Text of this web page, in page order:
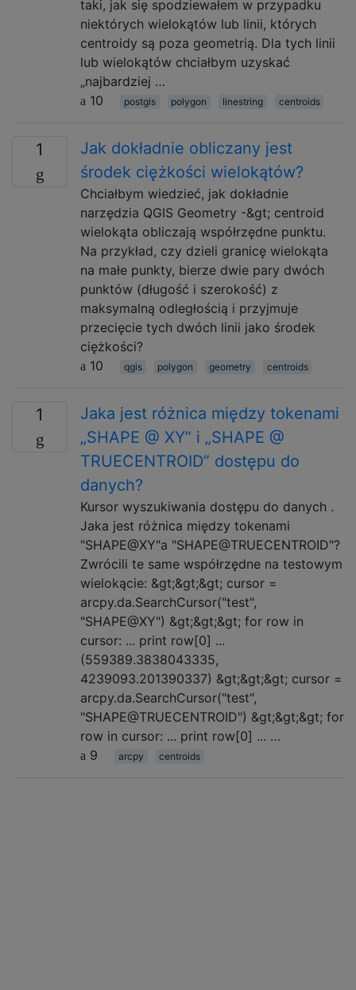
taki, jak się spodziewałem w przypadku
niektórych wielokątów lub linii, których
centroidy są poza geometrią. Dla tych linii
lub wielokątów chciałbym uzyskać
„najbardziej …
10
postgis polygon linestring centroids
1
Jak dokładnie obliczany jest
środek ciężkości wielokątów?
Chciałbym wiedzieć, jak dokładnie
narzędzia QGIS Geometry -&gt; centroid
wielokąta obliczają współrzędne punktu.
Na przykład, czy dzieli granicę wielokąta
na małe punkty, bierze dwie pary dwóch
punktów (długość i szerokość) z
maksymalną odległością i przyjmuje
przecięcie tych dwóch linii jako środek
ciężkości?
10
qgis polygon geometry centroids
1
Jaka jest różnica między tokenami
„SHAPE @ XY” i „SHAPE @
TRUECENTROID” dostępu do
danych?
Kursor wyszukiwania dostępu do danych .
Jaka jest różnica między tokenami
"SHAPE@XY"a "SHAPE@TRUECENTROID"?
Zwrócili te same współrzędne na testowym
wielokącie: &gt;&gt;&gt; cursor =
arcpy.da.SearchCursor("test",
"SHAPE@XY") &gt;&gt;&gt; for row in
cursor: ... print row[0] ...
(559389.3838043335,
4239093.201390337) &gt;&gt;&gt; cursor =
arcpy.da.SearchCursor("test",
"SHAPE@TRUECENTROID") &gt;&gt;&gt; for
row in cursor: ... print row[0] ... …
9
arcpy centroids